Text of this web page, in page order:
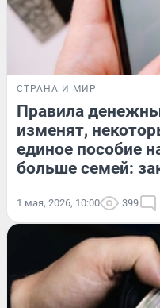
СТРАНА И МИР
Правила
изменят,
единое пособие
больше семей:
1 мая, 2026, 10:00 399